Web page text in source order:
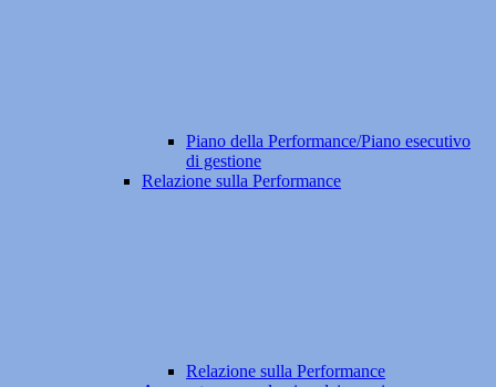
Piano della Performance/Piano esecutivo
di gestione
Relazione sulla Performance
Relazione sulla Performance